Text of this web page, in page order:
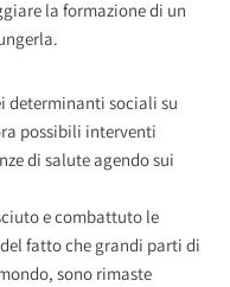
la formazione di un
determinanti sociali su
possibili interventi
di salute agendo sui
e combattuto le
fatto che grandi parti di
sono rimaste